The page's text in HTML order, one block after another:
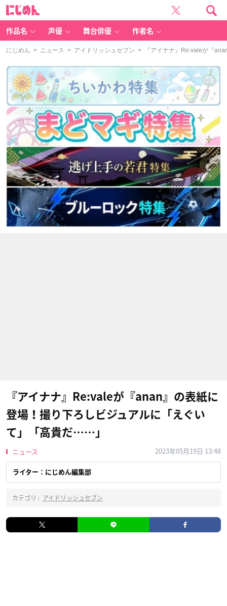
作品名 声優 舞台俳優 作者名
にじめん > ニュース > アイドリッシュセブン > 『アイナナ』Re:valeが『
『アイナナ』Re:valeが『anan』の表紙に
登場！撮り下ろしビジュアルに「えぐい
て」「高貴だ……」
ニュース 2023年05月19日 13:48
ライター：にじめん編集部
カテゴリ : アイドリッシュセブン